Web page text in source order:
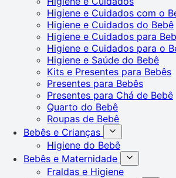
Higiene e Cuidados com o
Higiene e Cuidados do Bebê
Higiene e Cuidados para
Higiene e Cuidados para o
Higiene e Saúde do Bebê
Kits e Presentes para Bebês
Presentes para Bebês
Presentes para Chá de Bebê
Quarto do Bebê
Roupas de Bebê
Bebês e Crianças
Higiene do Bebê
Bebês e Maternidade
Fraldas e Higiene